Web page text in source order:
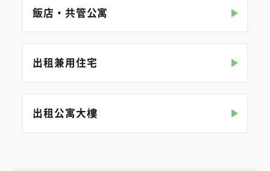
飯店・共管公寓
出租兼用住宅
出租公寓大樓